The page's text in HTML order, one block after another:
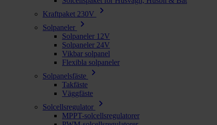
Kraftpaket 230V
chevron_right
Solpaneler chevron_right
Solpaneler 12V
Solpaneler 24V
Vikbar solpanel
Flexibla solpaneler
Solpanelsfäste
chevron_right
Takfäste
Väggfäste
Solcellsregulator
chevron_right
MPPT-solcellsregulatorer